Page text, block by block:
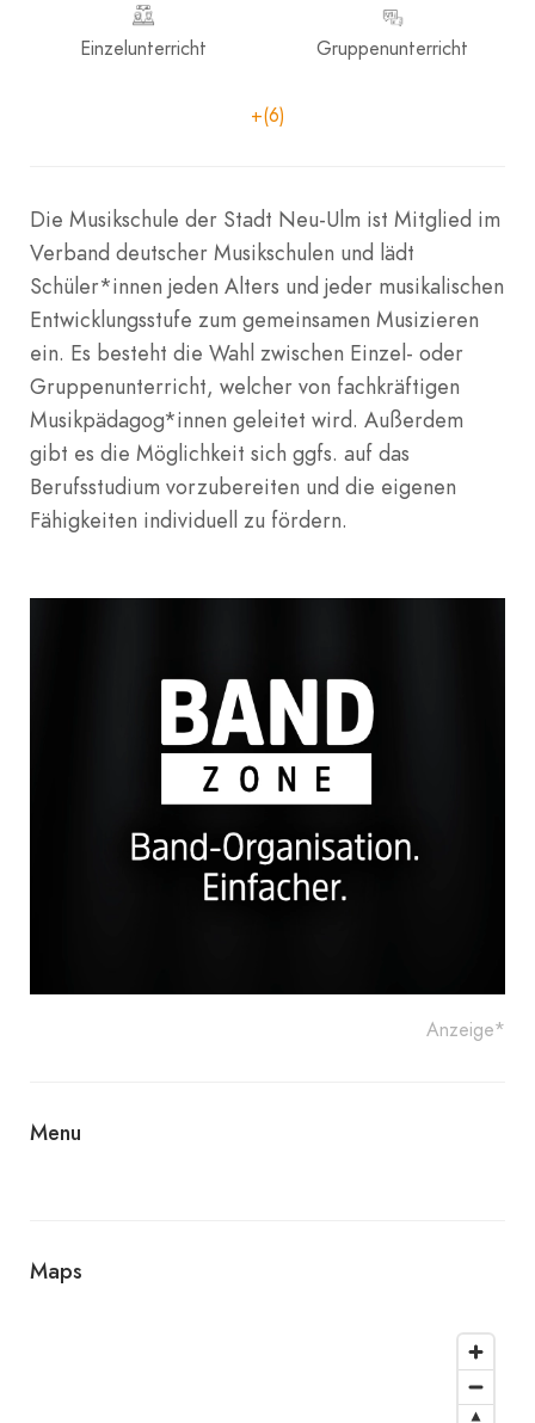
Einzelunterricht Gruppenunterricht
+(6)
Die Musikschule der Stadt Neu-Ulm ist Mitglied im
Verband deutscher Musikschulen und lädt
Schüler*innen jeden Alters und jeder musikalischen
Entwicklungsstufe zum gemeinsamen Musizieren
ein. Es besteht die Wahl zwischen Einzel- oder
Gruppenunterricht, welcher von fachkräftigen
Musikpädagog*innen geleitet wird. Außerdem
gibt es die Möglichkeit sich ggfs. auf das
Berufsstudium vorzubereiten und die eigenen
Fähigkeiten individuell zu fördern.
Anzeige*
Menu
Maps